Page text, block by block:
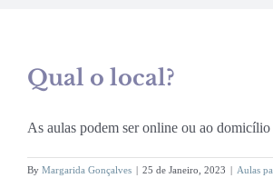
Qual o local?
As aulas podem ser online ou ao
By Margarida Gonçalves | 25 de Janeiro, 2023 | Aulas